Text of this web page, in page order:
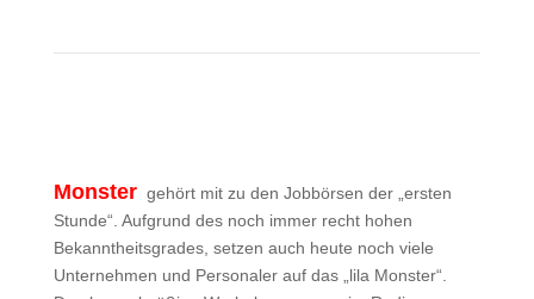
Monster gehört mit zu den Jobbörsen der „ersten
Stunde“. Aufgrund des noch immer recht hohen
Bekanntheitsgrades, setzen auch heute noch viele
Unternehmen und Personaler auf das „lila Monster“.